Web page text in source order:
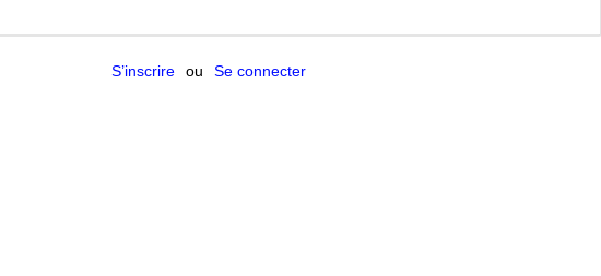
S’inscrire ou Se connecter